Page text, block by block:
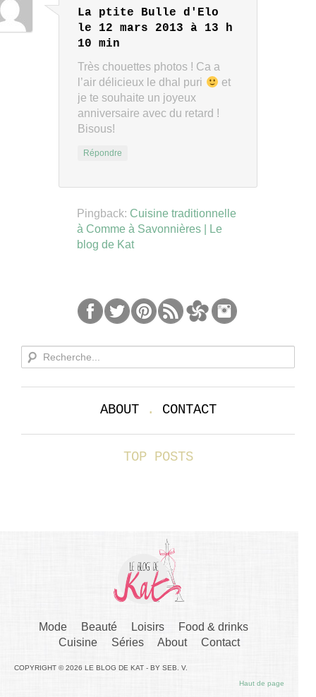
La ptite Bulle d'Elo
le 12 mars 2013 à 13 h
10 min
Très chouettes photos ! Ca a
l’air délicieux le dhal puri
et
je te souhaite un joyeux
anniversaire avec du retard !
Bisous!
Répondre
Pingback: Cuisine traditionnelle
à Comme à Savonnières | Le
blog de Kat
ABOUT. CONTACT
TOP POSTS
Mode Beauté Loisirs
Food & drinks
Cuisine
Séries About Contact
COPYRIGHT © 2026 LE BLOG DE KAT - BY SEB. V.
Haut de page